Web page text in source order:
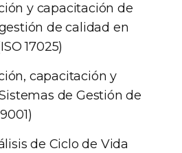
y capacitación de
de calidad en
17025)
capacitación y
de Gestión de
de Ciclo de Vida